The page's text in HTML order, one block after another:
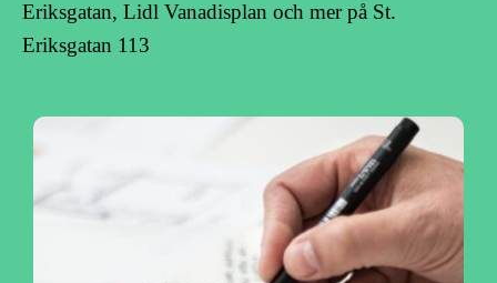
Eriksgatan, Lidl Vanadisplan och mer på St.
Eriksgatan 113